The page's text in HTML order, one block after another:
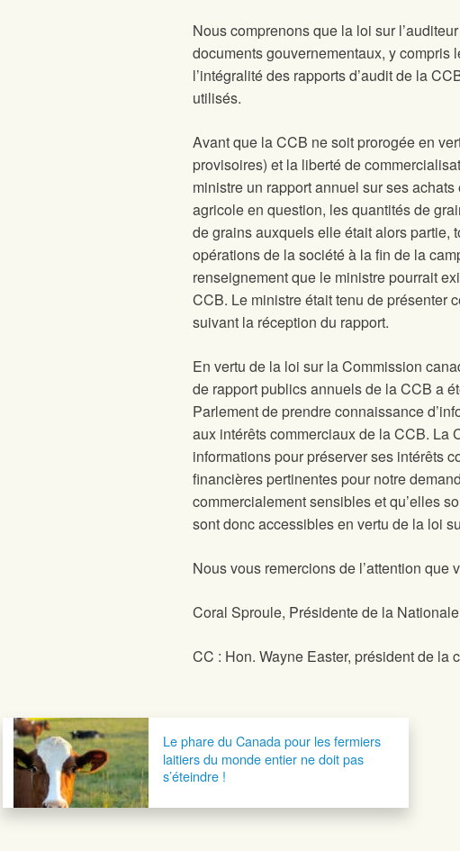
Nous comprenons que la loi sur
documents gouvernementaux, y compris
l’intégralité des rapports d’audit de la
utilisés.
Avant que la CCB ne soit prorogée en
provisoires) et la liberté de
ministre un rapport annuel sur ses
agricole en question, les quantités de
de grains auxquels elle était alors partie,
opérations de la société à la fin de la
renseignement que le ministre pourrait
CCB. Le ministre était tenu de présenter
suivant la réception du rapport.
En vertu de la loi sur la Commission
de rapport publics annuels de la CCB a
Parlement de prendre connaissance
aux intérêts commerciaux de la CCB. La
informations pour préserver ses intérêts
financières pertinentes pour notre
commercialement sensibles et qu’elles
sont donc accessibles en vertu de la loi
Nous vous remercions de l’attention
Coral Sproule, Présidente de la
CC : Hon. Wayne Easter, président de
Navigation postaleLe phare du Canada pour les fermiers
laitiers du monde entier ne doit pas
s’éteindre !